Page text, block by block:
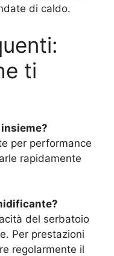
di caldo.
ti
per performance
rapidamente
del serbatoio
Per prestazioni
regolarmente il